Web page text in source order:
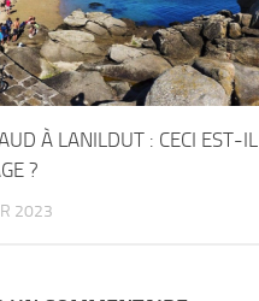
À LANILDUT : CECI EST-IL
?
2023